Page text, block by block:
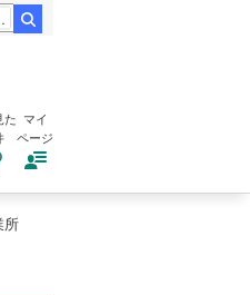
日
た マイ
ページ
所